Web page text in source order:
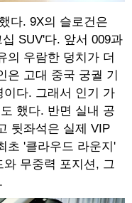
다. 9X의 슬로건은
SUV'다. 앞서 009과
의 우람한 덩치가 더
은 고대 중국 궁궐 기
다. 그래서 인기 가
했다. 반면 실내 공
뒷좌석은 실제 VIP
초 '클라우드 라운지'
무중력 포지션, 그